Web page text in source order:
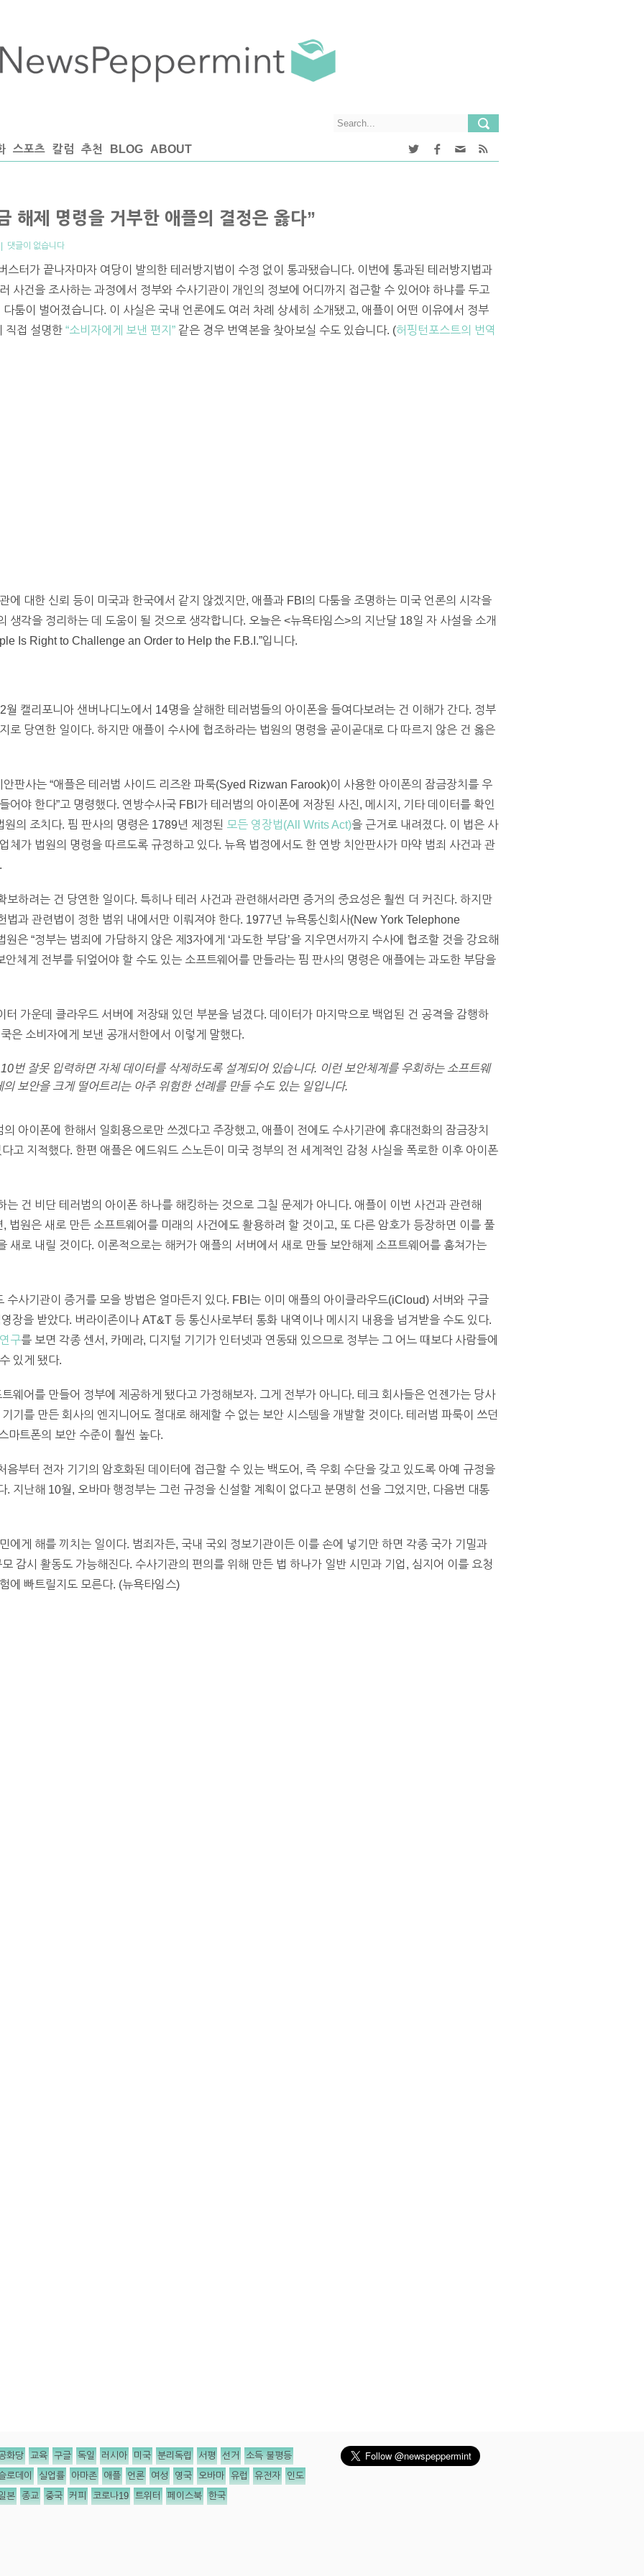
스포츠 칼럼 추천 BLOG ABOUT
해제 명령을 거부한 애플의 결정은 옳다”
댓글이 없습니다
스터가 끝나자마자 여당이 발의한 테러방지법이 수정 없이 통과됐습니다. 이번에 통과된 테러방지법과
사건을 조사하는 과정에서 정부와 수사기관이 개인의 정보에 어디까지 접근할 수 있어야 하냐를 두고
툼이 벌어졌습니다. 이 사실은 국내 언론에도 여러 차례 상세히 소개됐고, 애플이 어떤 이유에서 정부
직접 설명한 “소비자에게 보낸 편지” 같은 경우 번역본을 찾아보실 수도 있습니다. (허핑턴포스트의 번역
에 대한 신뢰 등이 미국과 한국에서 같지 않겠지만, 애플과 FBI의 다툼을 조명하는 미국 언론의 시각을
생각을 정리하는 데 도움이 될 것으로 생각합니다. 오늘은 <뉴욕타임스>의 지난달 18일 자 사설을 소개
Is Right to Challenge an Order to Help the F.B.I.”입니다.
캘리포니아 샌버나디노에서 14명을 살해한 테러범들의 아이폰을 들여다보려는 건 이해가 간다. 정부
로 당연한 일이다. 하지만 애플이 수사에 협조하라는 법원의 명령을 곧이곧대로 다 따르지 않은 건 옳은
판사는 “애플은 테러범 사이드 리즈완 파룩(Syed Rizwan Farook)이 사용한 아이폰의 잠금장치를 우
어야 한다”고 명령했다. 연방수사국 FBI가 테러범의 아이폰에 저장된 사진, 메시지, 기타 데이터를 확인
의 조치다. 핌 판사의 명령은 1789년 제정된 모든 영장법(All Writs Act)을 근거로 내려졌다. 이 법은 사
체가 법원의 명령을 따르도록 규정하고 있다. 뉴욕 법정에서도 한 연방 치안판사가 마약 범죄 사건과 관
보하려는 건 당연한 일이다. 특히나 테러 사건과 관련해서라면 증거의 중요성은 훨씬 더 커진다. 하지만
법과 관련법이 정한 범위 내에서만 이뤄져야 한다. 1977년 뉴욕통신회사(New York Telephone
은 “정부는 범죄에 가담하지 않은 제3자에게 ‘과도한 부담’을 지우면서까지 수사에 협조할 것을 강요해
안체계 전부를 뒤엎어야 할 수도 있는 소프트웨어를 만들라는 핌 판사의 명령은 애플에는 과도한 부담을
가운데 클라우드 서버에 저장돼 있던 부분을 넘겼다. 데이터가 마지막으로 백업된 건 공격을 감행하
은 소비자에게 보낸 공개서한에서 이렇게 말했다.
번 잘못 입력하면 자체 데이터를 삭제하도록 설계되어 있습니다. 이런 보안체계를 우회하는 소프트웨
보안을 크게 떨어트리는 아주 위험한 선례를 만들 수도 있는 일입니다.
아이폰에 한해서 일회용으로만 쓰겠다고 주장했고, 애플이 전에도 수사기관에 휴대전화의 잠금장치
고 지적했다. 한편 애플은 에드워드 스노든이 미국 정부의 전 세계적인 감청 사실을 폭로한 이후 아이폰
는 건 비단 테러범의 아이폰 하나를 해킹하는 것으로 그칠 문제가 아니다. 애플이 이번 사건과 관련해
법원은 새로 만든 소프트웨어를 미래의 사건에도 활용하려 할 것이고, 또 다른 암호가 등장하면 이를 풀
새로 내릴 것이다. 이론적으로는 해커가 애플의 서버에서 새로 만들 보안해제 소프트웨어를 훔쳐가는
수사기관이 증거를 모을 방법은 얼마든지 있다. FBI는 이미 애플의 아이클라우드(iCloud) 서버와 구글
장을 받았다. 버라이존이나 AT&T 등 통신사로부터 통화 내역이나 메시지 내용을 넘겨받을 수도 있다.
구를 보면 각종 센서, 카메라, 디지털 기기가 인터넷과 연동돼 있으므로 정부는 그 어느 때보다 사람들에
있게 됐다.
웨어를 만들어 정부에 제공하게 됐다고 가정해보자. 그게 전부가 아니다. 테크 회사들은 언젠가는 당사
기를 만든 회사의 엔지니어도 절대로 해제할 수 없는 보안 시스템을 개발할 것이다. 테러범 파룩이 쓰던
마트폰의 보안 수준이 훨씬 높다.
음부터 전자 기기의 암호화된 데이터에 접근할 수 있는 백도어, 즉 우회 수단을 갖고 있도록 아예 규정을
. 지난해 10월, 오바마 행정부는 그런 규정을 신설할 계획이 없다고 분명히 선을 그었지만, 다음번 대통
에게 해를 끼치는 일이다. 범죄자든, 국내 국외 정보기관이든 이를 손에 넣기만 하면 각종 국가 기밀과
감시 활동도 가능해진다. 수사기관의 편의를 위해 만든 법 하나가 일반 시민과 기업, 심지어 이를 요청
에 빠트릴지도 모른다. (뉴욕타임스)
화당 교육 구글 독일 러시아 미국 분리독립 서평 선거 소득 불평등
로데이 실업률 아마존 애플 언론 여성 영국 오바마 유럽 유전자 인도
본 종교 중국 커피 코로나19 트위터 페이스북 한국